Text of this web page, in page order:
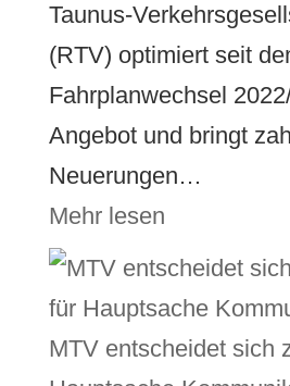
Taunus-
(RTV) optimiert seit
Fahrplanwechsel
Angebot und bringt
Neuerungen…
Mehr lesen
MTV entscheidet sich